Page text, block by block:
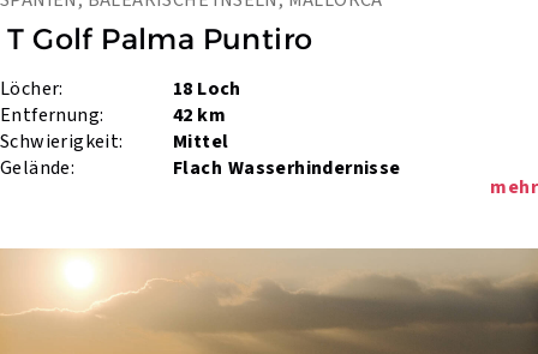
T Golf Palma Puntiro
Löcher:
18 Loch
Entfernung:
42 km
Schwierigkeit:
Mittel
Gelände:
Flach Wasserhindernisse
mehr